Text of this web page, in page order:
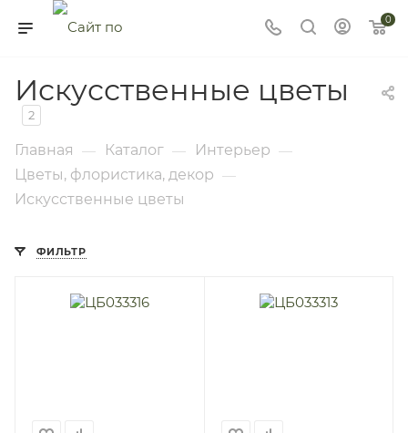
0
Искусственные цветы
2
Главная — Каталог — Интерьер —
Цветы, флористика, декор —
Искусственные цветы
ФИЛЬТР